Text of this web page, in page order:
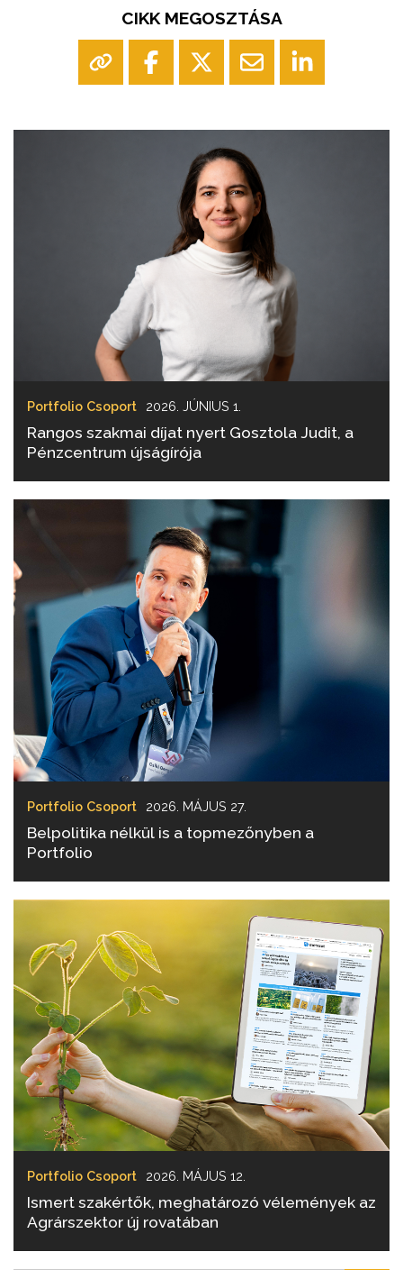
CIKK MEGOSZTÁSA
Portfolio Csoport 2026. JÚNIUS 1.
Rangos szakmai díjat nyert Gosztola Judit, a
Pénzcentrum újságírója
Portfolio Csoport 2026. MÁJUS 27.
Belpolitika nélkül is a topmezőnyben a
Portfolio
Portfolio Csoport 2026. MÁJUS 12.
Ismert szakértők, meghatározó vélemények az
Agrárszektor új rovatában